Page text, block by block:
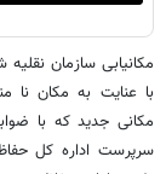
مکانیابی سازمان
با عنایت به مکان نا
مکانی جدید که با
سرپرست اداره کل